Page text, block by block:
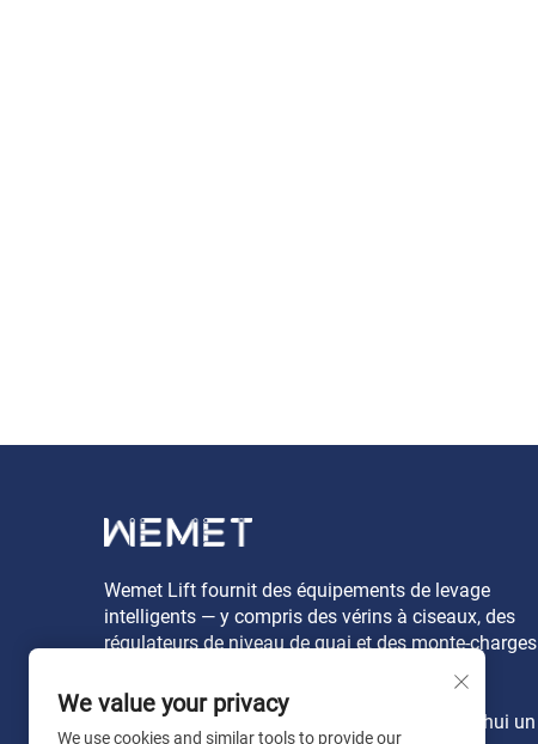
Wemet Lift fournit des équipements de levage
intelligents — y compris des vérins à ciseaux, des
régulateurs de niveau de quai et des monte-charges
— destinés aux applications logistiques et
industrielles mondiales. Sécurité, efficacité et
fiabilité depuis 2014. Demandez dès aujourd’hui un
We value your privacy
We use cookies and similar tools to provide our